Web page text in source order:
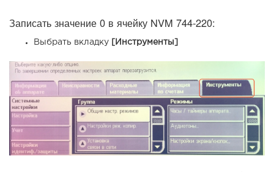
Записать значение 0 в ячейку NVM 744-220:
Выбрать вкладку [Инструменты]